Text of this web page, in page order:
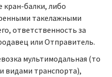
балки, либо
такелажными
ответственность за
или Отправитель.
мультимодальная (то
видами транспорта),